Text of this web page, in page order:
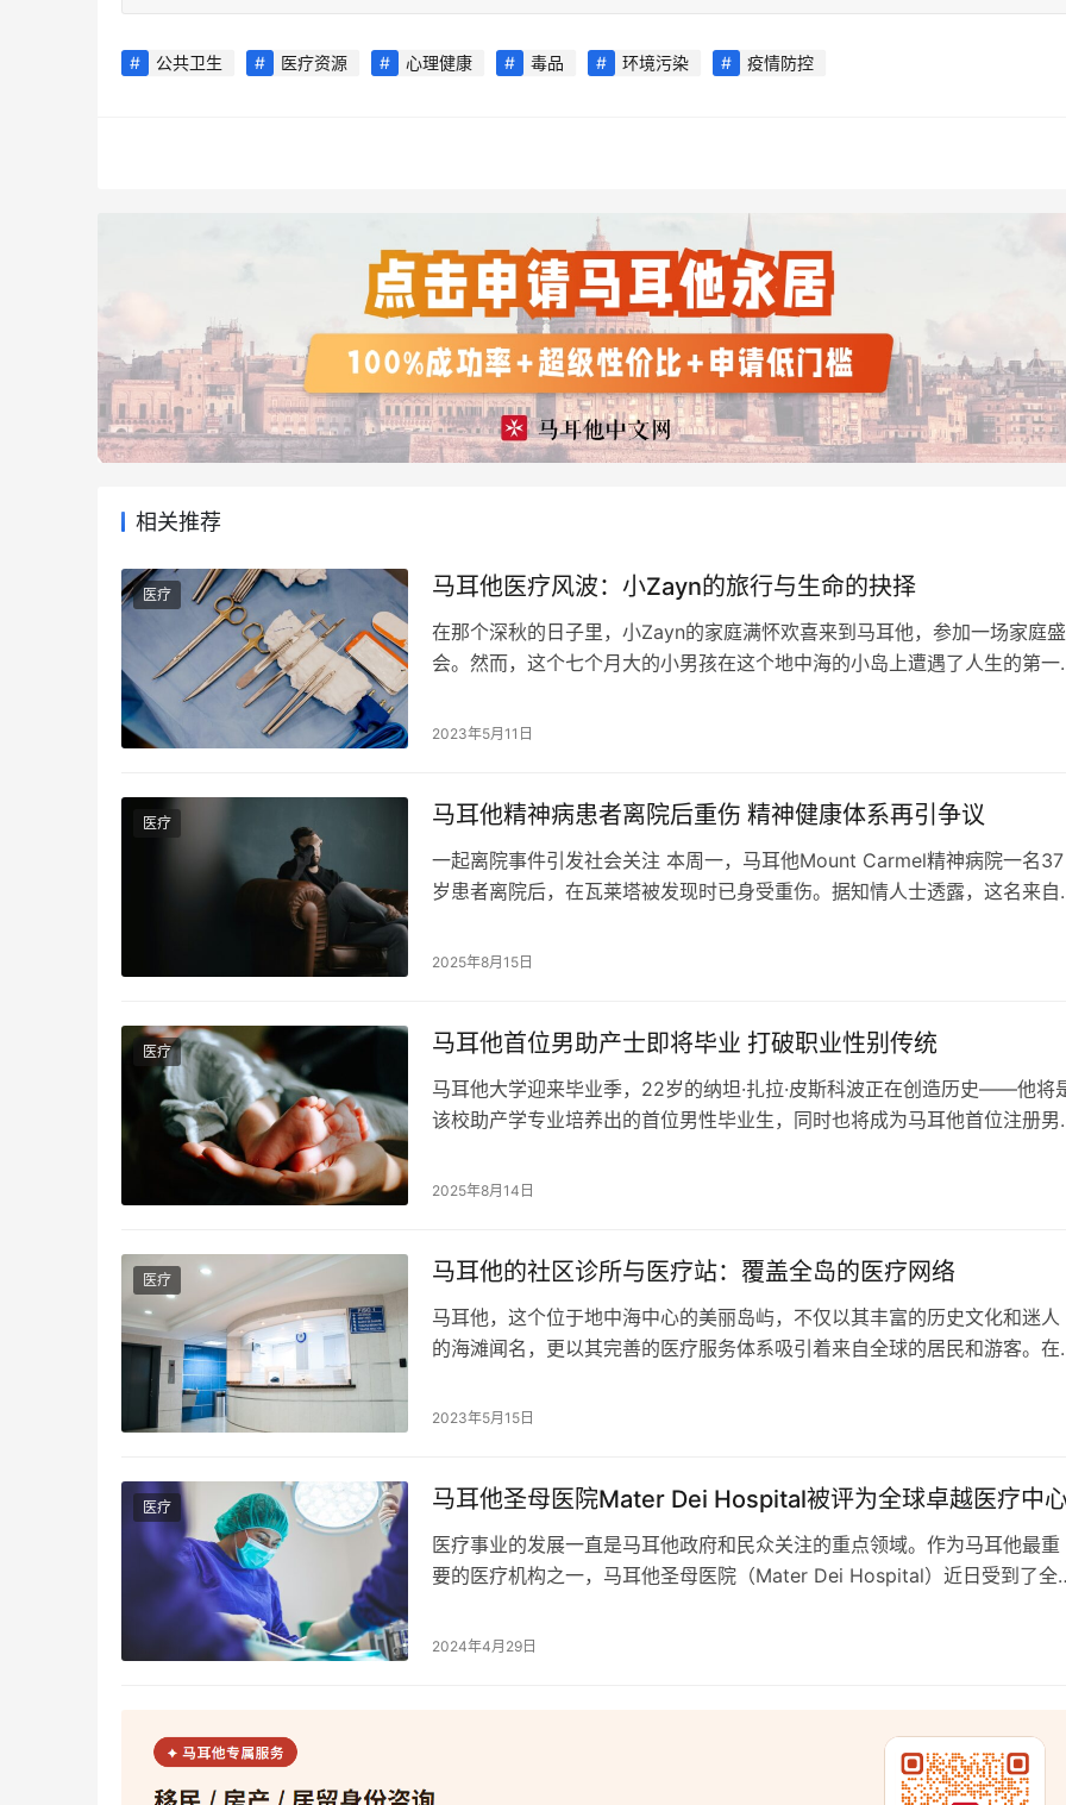
公共卫生 医疗资源 心理健康 毒品 环境污染 疫情防控
相关推荐
医疗 马耳他医疗风波：小Zayn的旅行与生命的抉择
在那个深秋的日子里，小Zayn的家庭满怀欢喜来到马耳他，参加一场家庭盛
会。然而，这个七个月大的小男孩在这个地中海的小岛上遭遇了人生的第一
受治疗。 然而，原本只是一次家庭旅行，却意外地改变了小Zayn一生的命
2023年5月11日
医疗 马耳他精神病患者离院后重伤 精神健康体系再引争议
一起离院事件引发社会关注 本周一，马耳他Mount Carmel精神病院一名37
岁患者离院后，在瓦莱塔被发现时已身受重伤。据知情人士透露，这名来自
治疗。 事件经过引发质疑 院方发言人表示，该患者获准在院内无人陪同活
2025年8月15日
医疗 马耳他首位男助产士即将毕业 打破职业性别传统
马耳他大学迎来毕业季，22岁的纳坦·扎拉·皮斯科波正在创造历史——他将
该校助产学专业培养出的首位男性毕业生，同时也将成为马耳他首位注册男
业首位男学生，更将成为马耳他首位男助产士时，他感到”完全震惊”。这位
2025年8月14日
医疗 马耳他的社区诊所与医疗站：覆盖全岛的医疗网络
马耳他，这个位于地中海中心的美丽岛屿，不仅以其丰富的历史文化和迷人
的海滩闻名，更以其完善的医疗服务体系吸引着来自全球的居民和游客。在
和戈佐岛的各个角落，守护着居民和游客的健康。 马耳他的社区诊所和医疗
2023年5月15日
医疗 马耳他圣母医院Mater Dei Hospital被评为全球卓越医疗中
医疗事业的发展一直是马耳他政府和民众关注的重点领域。作为马耳他最重
要的医疗机构之一，马耳他圣母医院（Mater Dei Hospital）近日受到了全
其在“iVAC 2L”心脏支持技术方面的卓越成就，获得了全球心血管技术领导
2024年4月29日